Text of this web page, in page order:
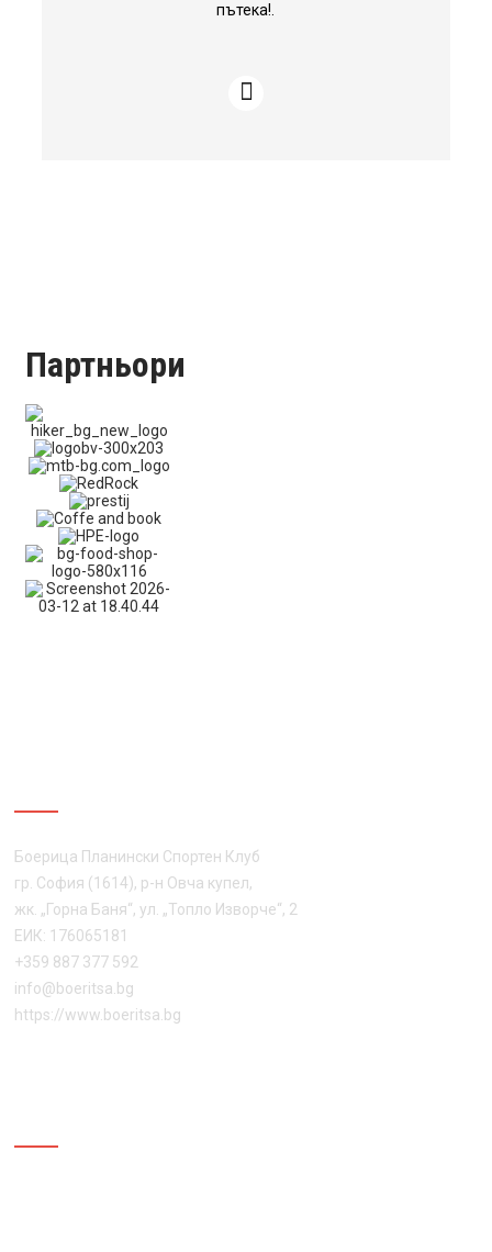
пътека!.
Партньори
Боерица Планински Спортен Клуб
гр. София (1614), р-н Овча купел,
жк. „Горна Баня“, ул. „Топло Изворче“, 2
ЕИК: 176065181
+359 887 377 592
info@boeritsa.bg
https://www.boeritsa.bg